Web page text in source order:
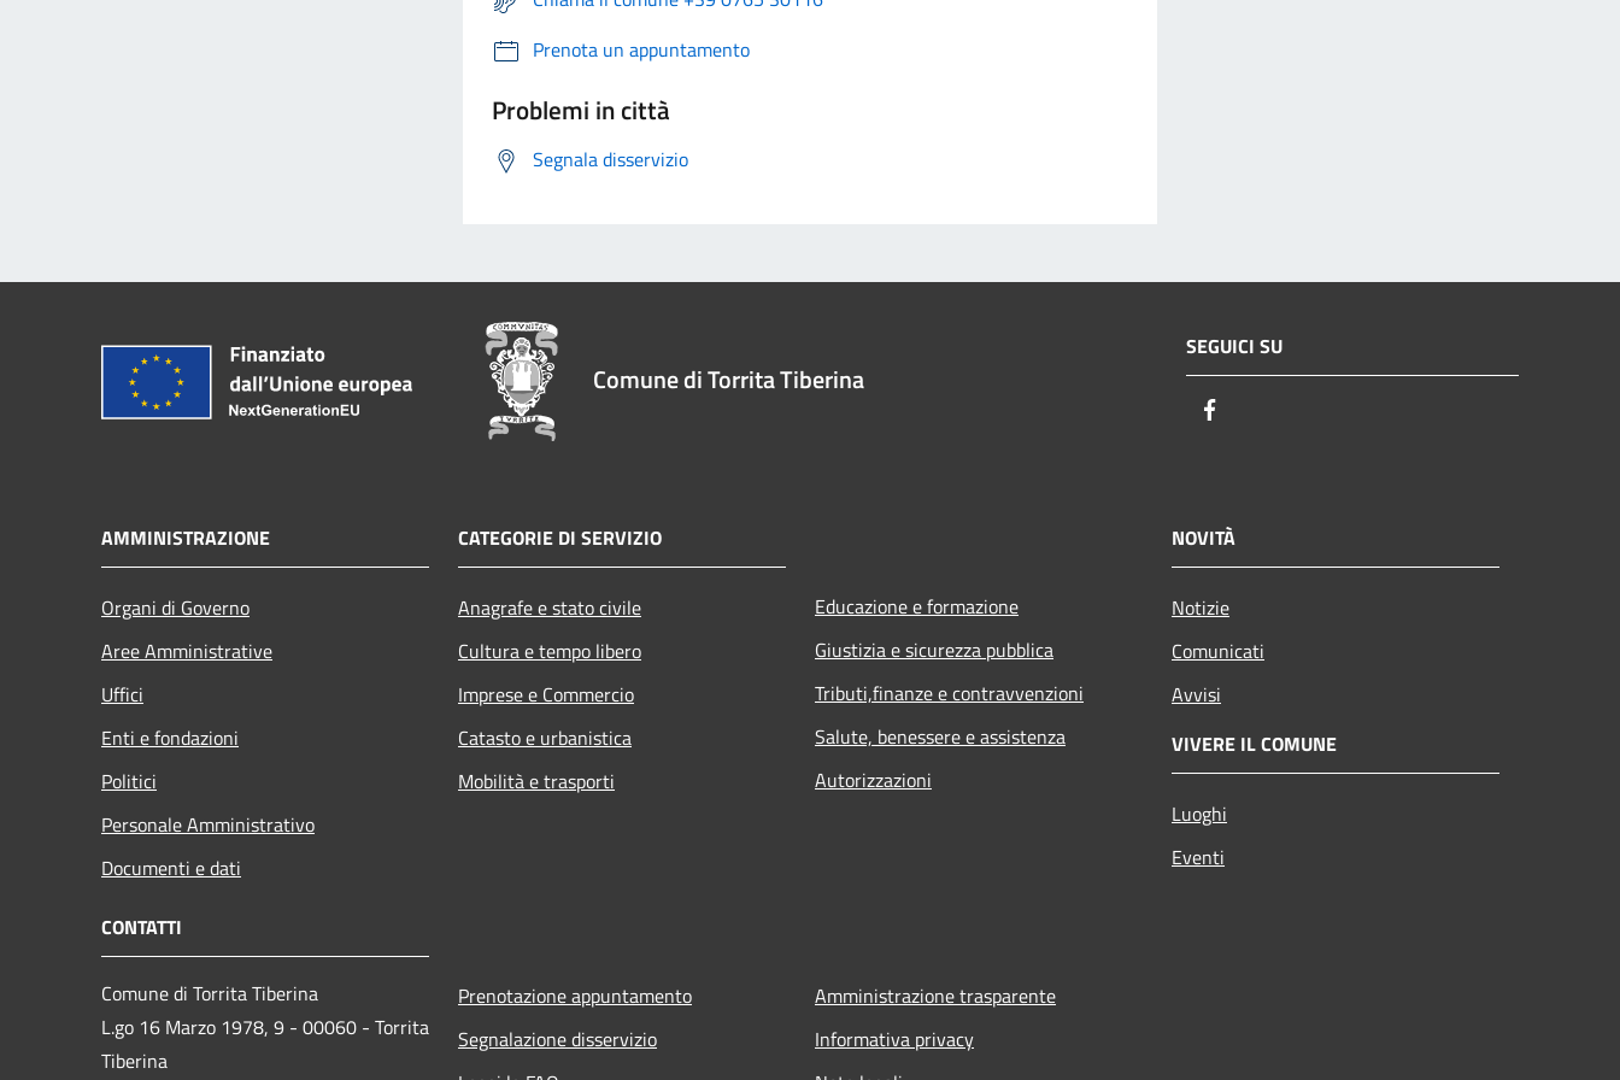
Prenota un appuntamento
Problemi in città
Segnala disservizio
Comune di Torrita Tiberina
SEGUICI SU
AMMINISTRAZIONE
Organi di Governo
Aree Amministrative
Uffici
Enti e fondazioni
Politici
Personale Amministrativo
Documenti e dati
CATEGORIE DI SERVIZIO
Anagrafe e stato civile
Cultura e tempo libero
Imprese e Commercio
Catasto e urbanistica
Mobilità e trasporti
Educazione e formazione
Giustizia e sicurezza pubblica
Tributi,finanze e contravvenzioni
Salute, benessere e assistenza
Autorizzazioni
NOVITÀ
Notizie
Comunicati
Avvisi
VIVERE IL COMUNE
Luoghi
Eventi
CONTATTI
Comune di Torrita Tiberina
L.go 16 Marzo 1978, 9 - 00060 - Torrita
Tiberina
Prenotazione appuntamento
Segnalazione disservizio
Amministrazione trasparente
Informativa privacy